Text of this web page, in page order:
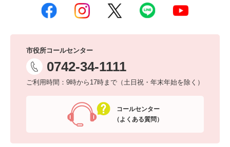
市役所コールセンター
0742-34-1111
ご利用時間：9時から17時まで（土日祝・年末年始を除く）
コールセンター
（よくある質問）